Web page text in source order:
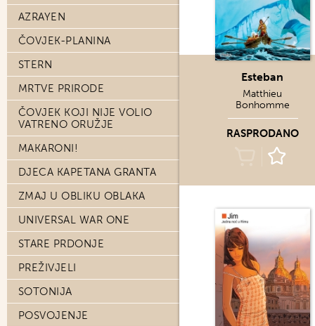
AZRAYEN
ČOVJEK-PLANINA
STERN
MRTVE PRIRODE
ČOVJEK KOJI NIJE VOLIO
VATRENO ORUŽJE
MAKARONI!
DJECA KAPETANA GRANTA
ZMAJ U OBLIKU OBLAKA
UNIVERSAL WAR ONE
STARE PRDONJE
PREŽIVJELI
SOTONIJA
POSVOJENJE
Esteban
Matthieu
Bonhomme
RASPRODANO